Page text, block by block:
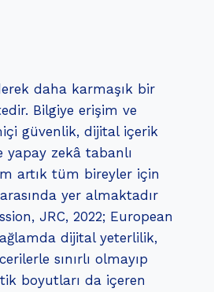
daha karmaşık bir
Bilgiye erişim ve
güvenlik, dijital içerik
zekâ tabanlı
artık tüm bireyler için
yer almaktadır
JRC, 2022; European
dijital yeterlilik,
sınırlı olmayıp
boyutları da içeren